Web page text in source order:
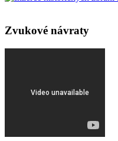
Zvukové návraty